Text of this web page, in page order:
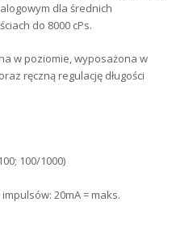
dla średnich
do 8000 cPs.
w poziomie, wyposażona w
ręczną regulację długości
100/1000)
20mA = maks.